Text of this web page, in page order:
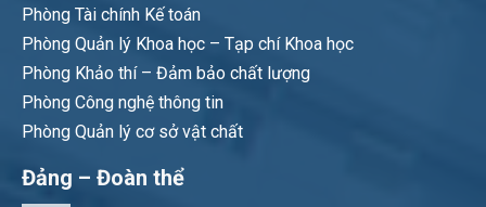
Phòng Tài chính Kế toán
Phòng Quản lý Khoa học – Tạp chí Khoa học
Phòng Khảo thí – Đảm bảo chất lượng
Phòng Công nghệ thông tin
Phòng Quản lý cơ sở vật chất
Đảng – Đoàn thể